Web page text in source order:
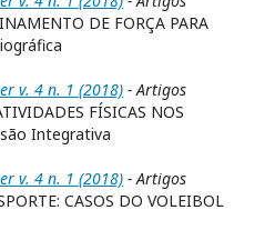
DE FORÇA PARA
v. 4 n. 1 (2018) - Artigos
FÍSICAS NOS
Integrativa
v. 4 n. 1 (2018) - Artigos
CASOS DO VOLEIBOL